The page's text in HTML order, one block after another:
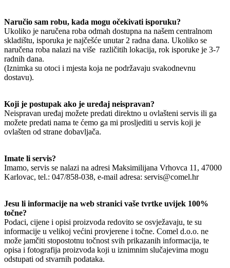
Naručio sam robu, kada mogu očekivati isporuku?
Ukoliko je naručena roba odmah dostupna na našem centralnom
skladištu, isporuka je najčešće unutar 2 radna dana. Ukoliko se
naručena roba nalazi na više različitih lokacija, rok isporuke je 3-7
radnih dana.
(Iznimka su otoci i mjesta koja ne podržavaju svakodnevnu
dostavu).
Koji je postupak ako je uređaj neispravan?
Neispravan uređaj možete predati direktno u ovlašteni servis ili ga
možete predati nama te ćemo ga mi prosljediti u servis koji je
ovlašten od strane dobavljača.
Imate li servis?
Imamo, servis se nalazi na adresi Maksimilijana Vrhovca 11, 47000
Karlovac, tel.: 047/858-038, e-mail adresa: servis@comel.hr
Jesu li informacije na web stranici vaše tvrtke uvijek 100%
točne?
Podaci, cijene i opisi proizvoda redovito se osvježavaju, te su
informacije u velikoj većini provjerene i točne. Comel d.o.o. ne
može jamčiti stopostotnu točnost svih prikazanih informacija, te
opisa i fotografija proizvoda koji u iznimnim slučajevima mogu
odstupati od stvarnih podataka.